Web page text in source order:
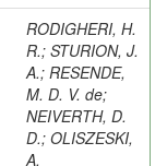
RODIGHERI, H.
R.; STURION, J.
A.; RESENDE,
M. D. V. de;
NEIVERTH, D.
D.; OLISZESKI,
A.